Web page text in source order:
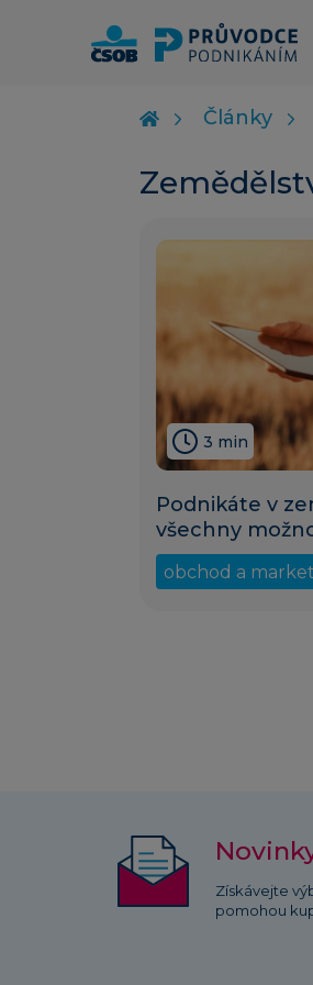
Články
3 min
Podnikáte v
všechny
obchod a
Získávejte
pomohou